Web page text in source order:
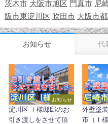
茨木市 大阪市旭区 門真市 尼
阪市東淀川区 吹田市 大阪市
お知らせ 代
お知らせ
淀川区 Ｉ様邸邸のお
引き渡しをさせて頂
外壁塗
市（Ｉ様